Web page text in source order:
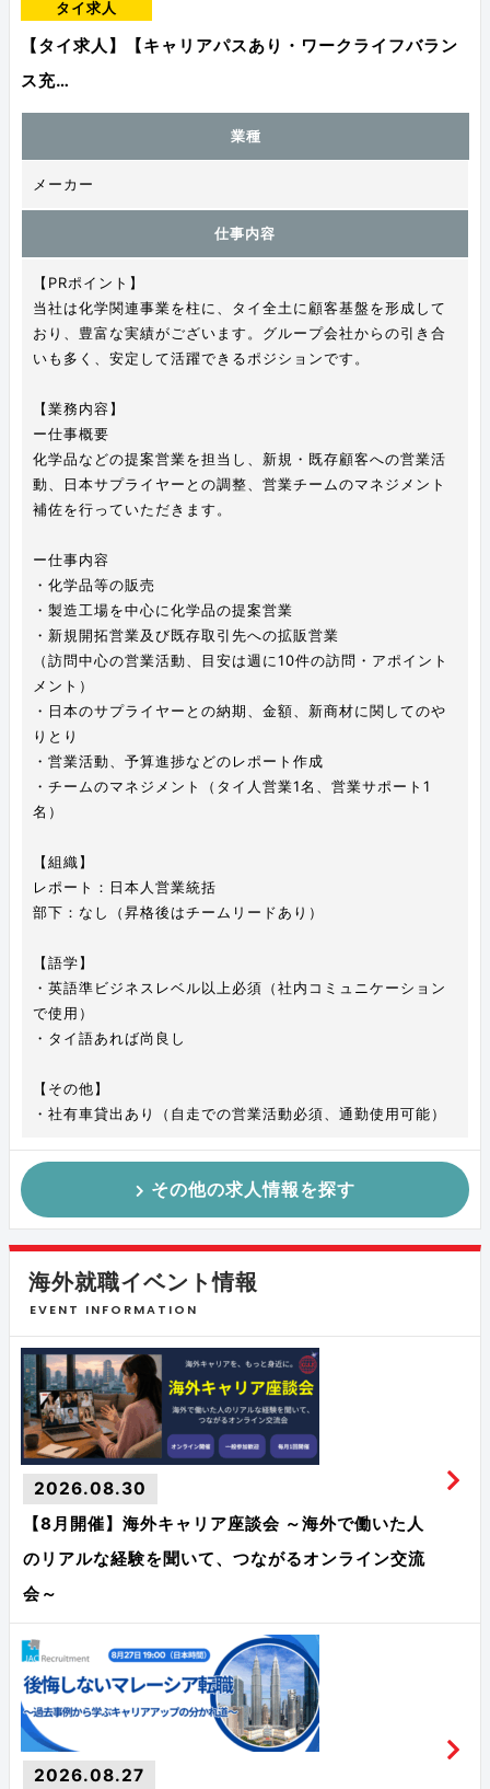
タイ求人
【タイ求人】【キャリアパスあり・ワークライフバラン
ス充…
業種
メーカー
仕事内容
【PRポイント】
当社は化学関連事業を柱に、タイ全土に顧客基盤を形成して
おり、豊富な実績がございます。グループ会社からの引き合
いも多く、安定して活躍できるポジションです。
【業務内容】
ー仕事概要
化学品などの提案営業を担当し、新規・既存顧客への営業活
動、日本サプライヤーとの調整、営業チームのマネジメント
補佐を行っていただきます。
ー仕事内容
・化学品等の販売
・製造工場を中心に化学品の提案営業
・新規開拓営業及び既存取引先への拡販営業
（訪問中心の営業活動、目安は週に10件の訪問・アポイント
メント）
・日本のサプライヤーとの納期、金額、新商材に関してのや
りとり
・営業活動、予算進捗などのレポート作成
・チームのマネジメント（タイ人営業1名、営業サポート1
名）
【組織】
レポート：日本人営業統括
部下：なし（昇格後はチームリードあり）
【語学】
・英語準ビジネスレベル以上必須（社内コミュニケーション
で使用）
・タイ語あれば尚良し
【その他】
・社有車貸出あり（自走での営業活動必須、通勤使用可能）
その他の求人情報を探す
海外就職イベント情報
EVENT INFORMATION
2026.08.30
【8月開催】海外キャリア座談会 ～海外で働いた人
のリアルな経験を聞いて、つながるオンライン交流
会～
2026.08.27